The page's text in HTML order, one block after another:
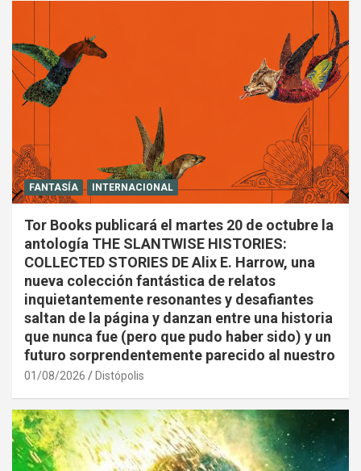
FANTASÍA INTERNACIONAL
Tor Books publicará el martes 20 de octubre la
antología THE SLANTWISE HISTORIES:
COLLECTED STORIES DE Alix E. Harrow, una
nueva colección fantástica de relatos
inquietantemente resonantes y desafiantes
saltan de la página y danzan entre una historia
que nunca fue (pero que pudo haber sido) y un
futuro sorprendentemente parecido al nuestro
01/08/2026 Distópolis